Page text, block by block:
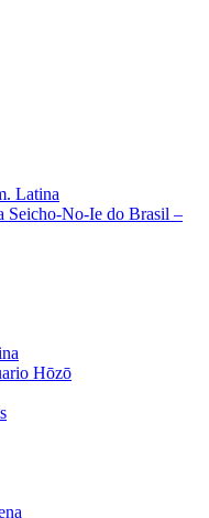
Latina
Seicho-No-Ie do Brasil –
Hōzō